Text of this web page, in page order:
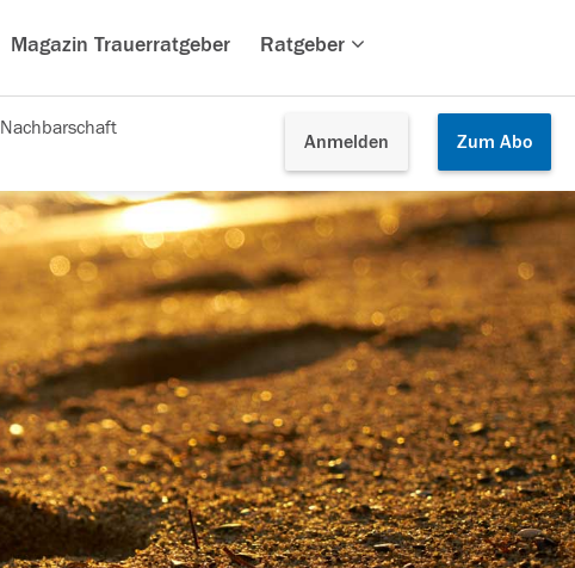
Magazin Trauerratgeber Ratgeber
Anmelden Zum Abo
Nachbarschaft